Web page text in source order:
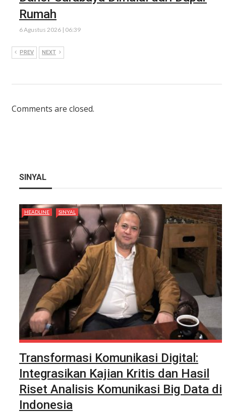
Rumah
6 Agustus 2026 | 06:39
PREV NEXT
Comments are closed.
SINYAL
HEADLINE SINYAL
Transformasi Komunikasi Digital:
Integrasikan Kajian Kritis dan Hasil
Riset Analisis Komunikasi Big Data di
Indonesia